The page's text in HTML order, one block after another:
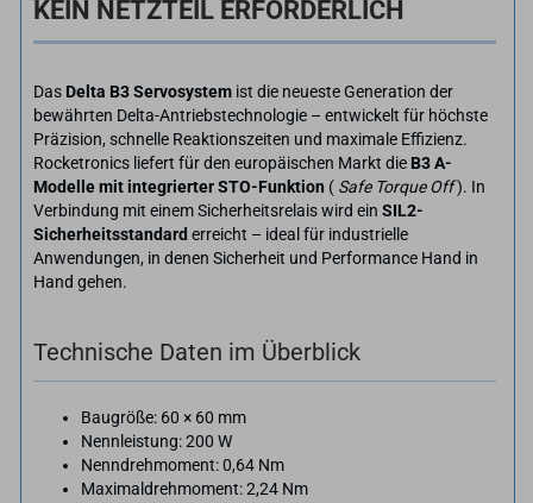
KEIN NETZTEIL ERFORDERLICH
Das Delta B3 Servosystem ist die neueste Generation der
bewährten Delta-Antriebstechnologie – entwickelt für höchste
Präzision, schnelle Reaktionszeiten und maximale Effizienz.
Rocketronics liefert für den europäischen Markt die B3 A-
Modelle mit integrierter STO-Funktion ( Safe Torque Off). In
Verbindung mit einem Sicherheitsrelais wird ein SIL2-
Sicherheitsstandard erreicht – ideal für industrielle
Anwendungen, in denen Sicherheit und Performance Hand in
Hand gehen.
Technische Daten im Überblick
Baugröße: 60 × 60 mm
Nennleistung: 200 W
Nenndrehmoment: 0,64 Nm
Maximaldrehmoment: 2,24 Nm